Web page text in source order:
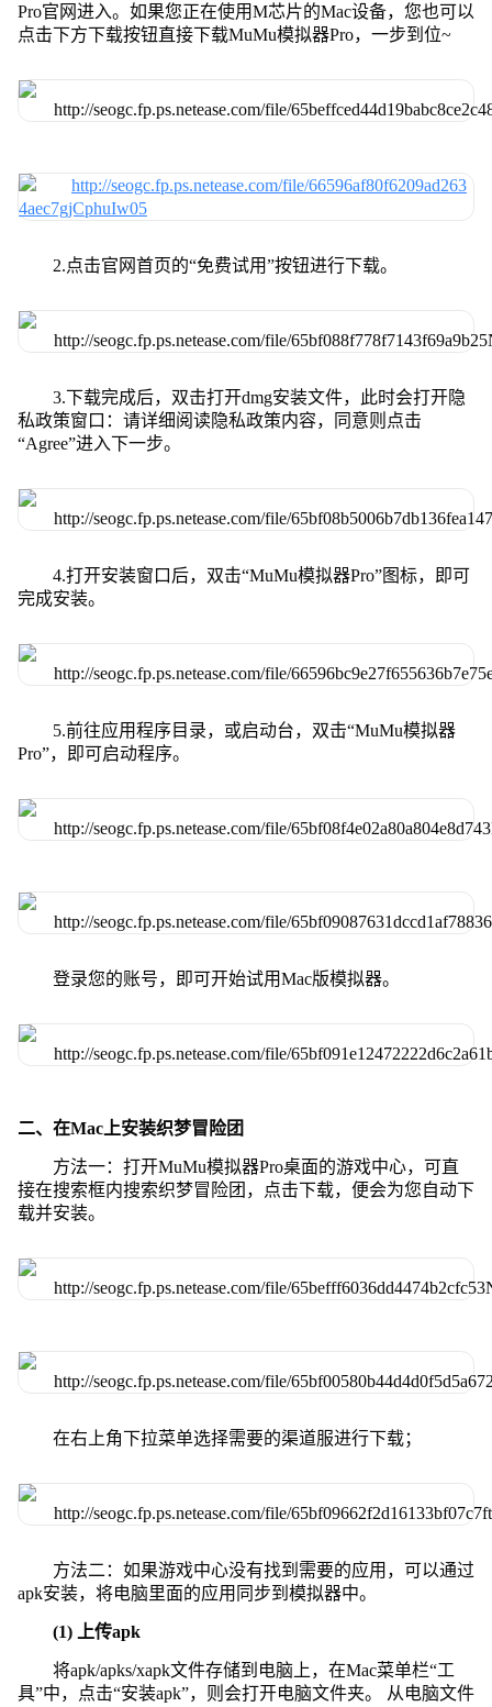
Pro官网进入。如果您正在使用M芯片的Mac设备，您也可以
点击下方下载按钮直接下载MuMu模拟器Pro，一步到位~
2.点击官网首页的“免费试用”按钮进行下载。
3.下载完成后，双击打开dmg安装文件，此时会打开隐
私政策窗口：请详细阅读隐私政策内容，同意则点击
“Agree”进入下一步。
4.打开安装窗口后，双击“MuMu模拟器Pro”图标，即可
完成安装。
5.前往应用程序目录，或启动台，双击“MuMu模拟器
Pro”，即可启动程序。
登录您的账号，即可开始试用Mac版模拟器。
二、在Mac上安装织梦冒险团
方法一：打开MuMu模拟器Pro桌面的游戏中心，可直
接在搜索框内搜索织梦冒险团，点击下载，便会为您自动下
载并安装。
在右上角下拉菜单选择需要的渠道服进行下载；
方法二：如果游戏中心没有找到需要的应用，可以通过
apk安装，将电脑里面的应用同步到模拟器中。
(1) 上传apk
将apk/apks/xapk文件存储到电脑上，在Mac菜单栏“工
具”中，点击“安装apk”，则会打开电脑文件夹。 从电脑文件